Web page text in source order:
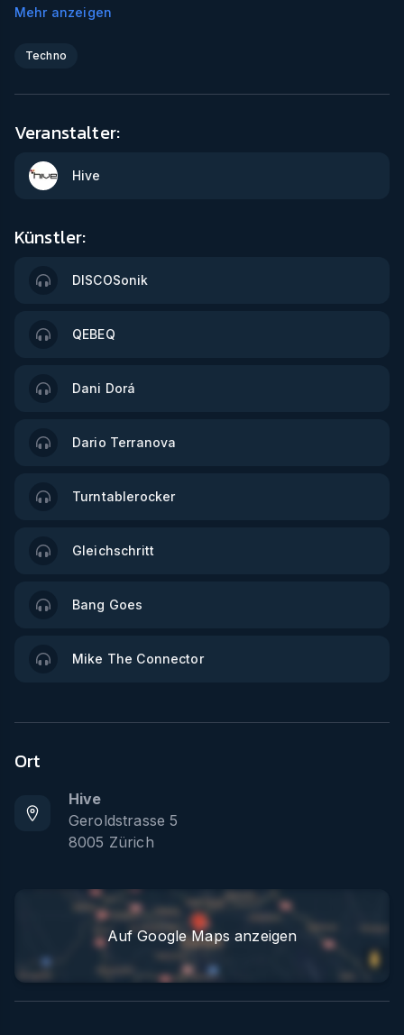
Mehr anzeigen
Techno
Veranstalter:
Hive
Künstler:
DISCOSonik
QEBEQ
Dani Dorá
Dario Terranova
Turntablerocker
Gleichschritt
Bang Goes
Mike The Connector
Ort
Hive
Geroldstrasse 5
8005 Zürich
Auf Google Maps anzeigen